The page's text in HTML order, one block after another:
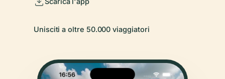
Unisciti a oltre 50.000 viaggiatori